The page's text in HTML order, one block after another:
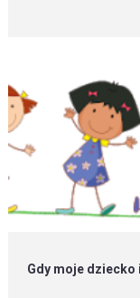
Gdy moje